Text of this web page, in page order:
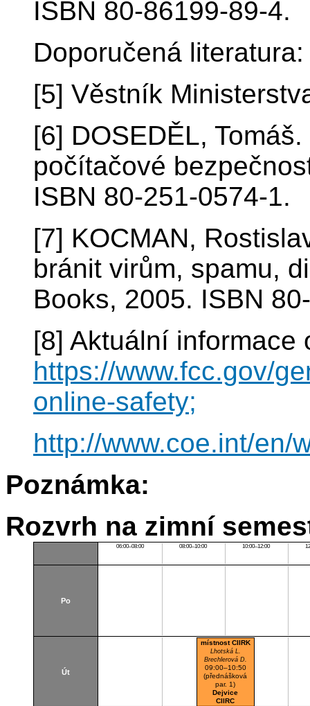
ISBN 80-86199-89-4.
Doporučená literatura:
[5] Věstník
[6] DOSEDĚL,
počítačové
ISBN 80-251-0574-1.
[7] KOCMAN,
bránit virům, spamu,
Books, 2005. ISBN
[8] Aktuální informace
https://www.fcc.gov/
online-safety;
http://www.coe.int/en/
Poznámka:
Rozvrh na zimní
06:00–08:00 08:00–10:00 10:00–12:00
Po
Út
místnost CIIRK
Lhotská L.
Brechlerová D.
09:00–10:50
(přednášková
par. 1)
Dejvice
CIIRC